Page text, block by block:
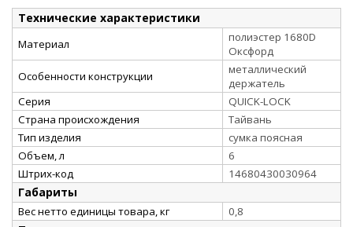
Технические характеристики
Материал
полиэстер 1680D
Оксфорд
Особенности конструкции
металлический
держатель
Серия
QUICK-LOCK
Страна происхождения
Тайвань
Тип изделия
сумка поясная
Объем, л
6
Штрих-код
14680430030964
Габариты
Вес нетто единицы товара, кг 0,8